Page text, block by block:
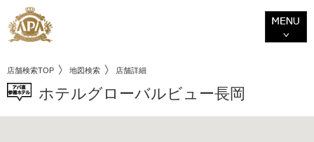
店舗検索TOP 地図検索 店舗詳細
ホテルグローバルビュー長岡